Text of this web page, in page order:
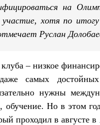
на
хотя по
Руслан
– низкое
самых
нужны
Но в этом
проходил в августе